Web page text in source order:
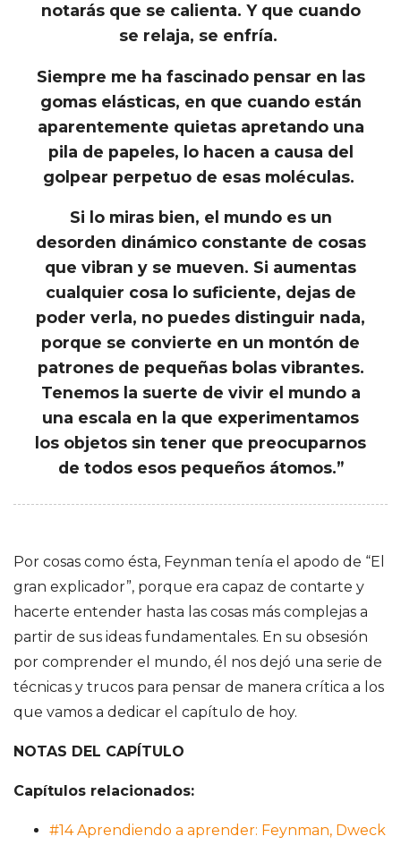
notarás que se calienta. Y que cuando
se relaja, se enfría.
Siempre me ha fascinado pensar en las
gomas elásticas, en que cuando están
aparentemente quietas apretando una
pila de papeles, lo hacen a causa del
golpear perpetuo de esas moléculas.
Si lo miras bien, el mundo es un
desorden dinámico constante de cosas
que vibran y se mueven. Si aumentas
cualquier cosa lo suficiente, dejas de
poder verla, no puedes distinguir nada,
porque se convierte en un montón de
patrones de pequeñas bolas vibrantes.
Tenemos la suerte de vivir el mundo a
una escala en la que experimentamos
los objetos sin tener que preocuparnos
de todos esos pequeños átomos.”
Por cosas como ésta, Feynman tenía el apodo de “El
gran explicador”, porque era capaz de contarte y
hacerte entender hasta las cosas más complejas a
partir de sus ideas fundamentales. En su obsesión
por comprender el mundo, él nos dejó una serie de
técnicas y trucos para pensar de manera crítica a los
que vamos a dedicar el capítulo de hoy.
NOTAS DEL CAPÍTULO
Capítulos relacionados:
#14 Aprendiendo a aprender: Feynman, Dweck